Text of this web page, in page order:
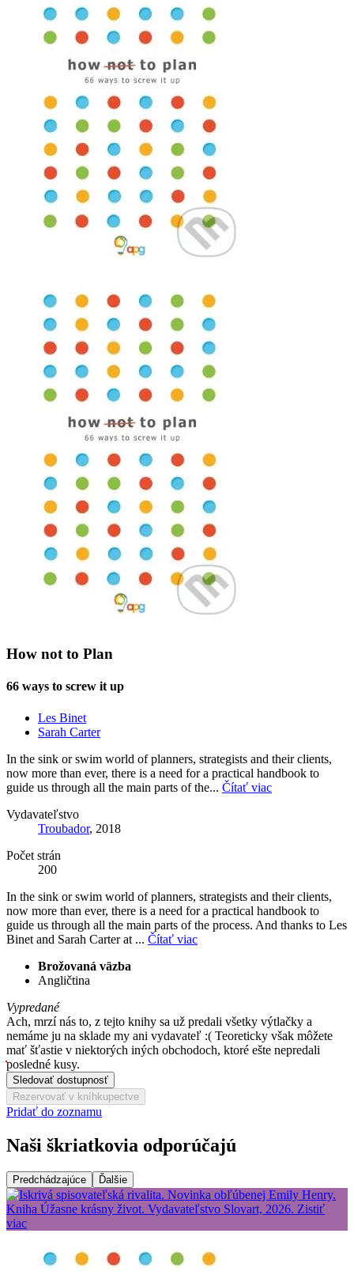
How not to Plan
66 ways to screw it up
Les Binet
Sarah Carter
In the sink or swim world of planners, strategists and their clients,
now more than ever, there is a need for a practical handbook to
guide us through all the main parts of the... Čítať viac
Vydavateľstvo
Troubador, 2018
Počet strán
200
In the sink or swim world of planners, strategists and their clients,
now more than ever, there is a need for a practical handbook to
guide us through all the main parts of the process. And thanks to Les
Binet and Sarah Carter at ... Čítať viac
Brožovaná väzba
Angličtina
Vypredané
Ach, mrzí nás to, z tejto knihy sa už predali všetky výtlačky a
nemáme ju na sklade my ani vydavateľ :( Teoreticky však môžete
mať šťastie v niektorých iných obchodoch, ktoré ešte nepredali
posledné kusy.
Sledovať dostupnosť
Rezervovať v kníhkupectve
Pridať do zoznamu
Naši škriatkovia odporúčajú
Predchádzajúce Ďalšie